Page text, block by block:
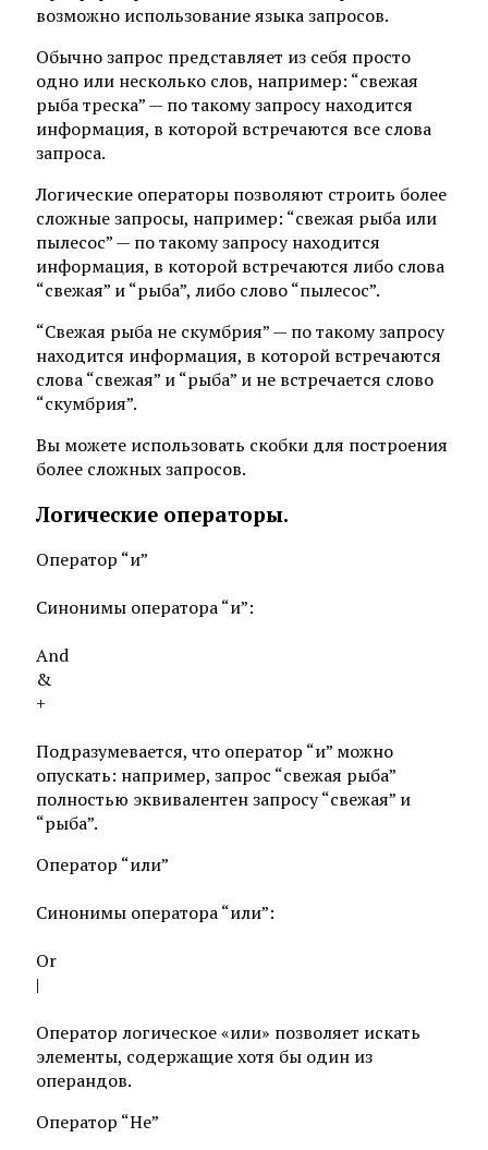
возможно использование языка запросов.
Обычно запрос представляет из себя просто
одно или несколько слов, например: “свежая
рыба треска” — по такому запросу находится
информация, в которой встречаются все слова
запроса.
Логические операторы позволяют строить более
сложные запросы, например: “свежая рыба или
пылесос” — по такому запросу находится
информация, в которой встречаются либо слова
“свежая” и “рыба”, либо слово “пылесос”.
“Свежая рыба не скумбрия” — по такому запросу
находится информация, в которой встречаются
слова “свежая” и “рыба” и не встречается слово
“скумбрия”.
Вы можете использовать скобки для построения
более сложных запросов.
Логические операторы.
Оператор “и”
Синонимы оператора “и”:
And
&
+
Подразумевается, что оператор “и” можно
опускать: например, запрос “свежая рыба”
полностью эквивалентен запросу “свежая” и
“рыба”.
Оператор “или”
Синонимы оператора “или”:
Or
|
Оператор логическое «или» позволяет искать
элементы, содержащие хотя бы один из
операндов.
Оператор “Не”